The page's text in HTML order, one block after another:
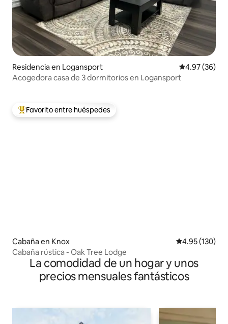
Residencia en Logansport Calificación
4.97 (36)
Acogedora casa de 3 dormitorios en Logansport
De los mejores en Favorito entre huéspedes
Favorito entre huéspedes
Cabaña en Knox Calificación
4.95 (130)
Cabaña rústica - Oak Tree Lodge
La comodidad de un hogar y unos
precios mensuales fantásticos